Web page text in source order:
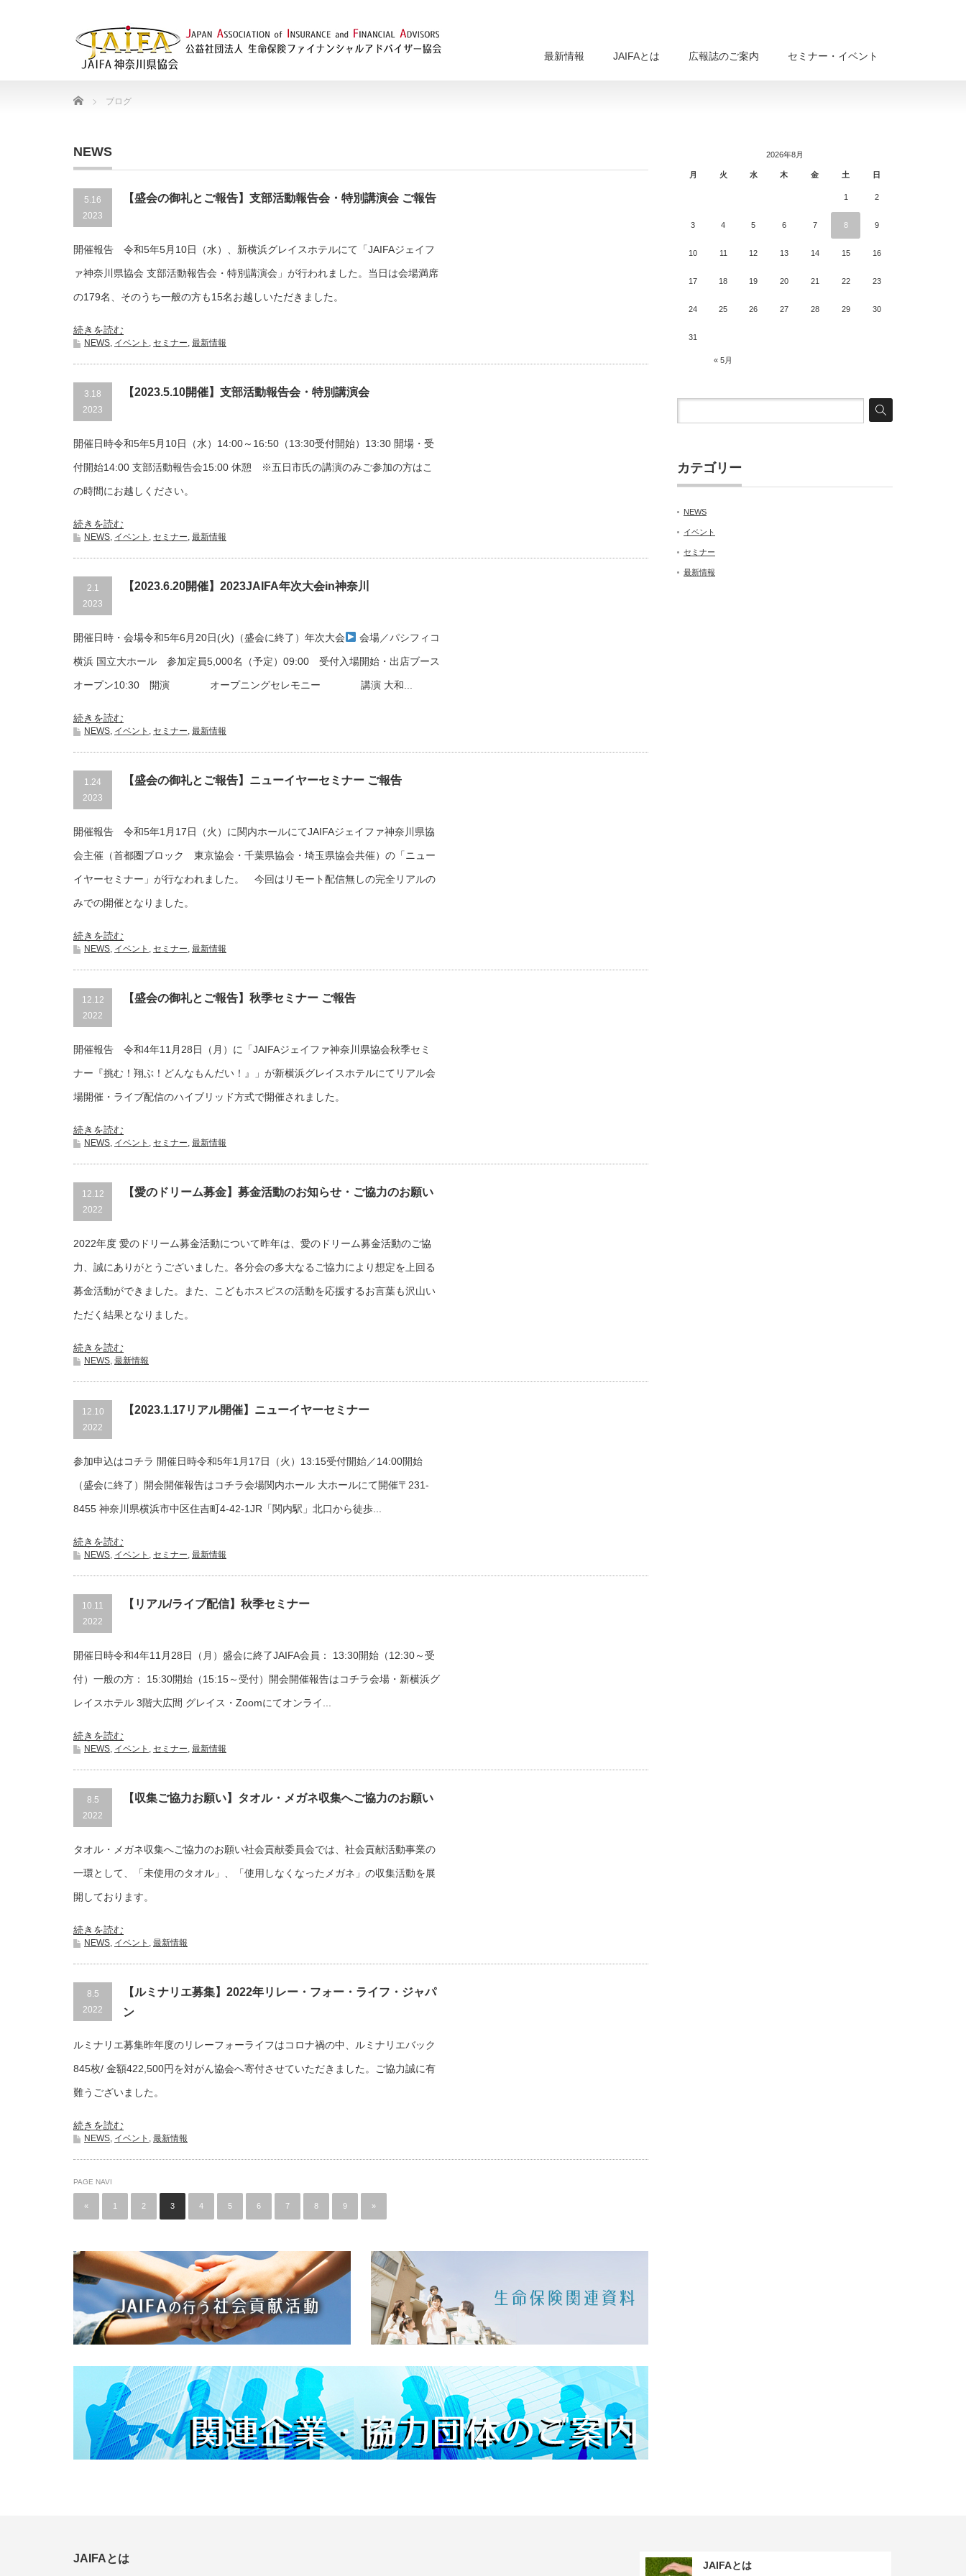
最新情報 JAIFAとは 広報誌のご案内 セミナー・イベント
Home ブログ
NEWS
5.16
2023
【盛会の御礼とご報告】支部活動報告会・特別講演会 ご報告
開催報告 令和5年5月10日（水）、新横浜グレイスホテルにて「JAIFAジェイフ
ァ神奈川県協会 支部活動報告会・特別講演会」が行われました。当日は会場満席
の179名、そのうち一般の方も15名お越しいただきました。
続きを読む
NEWS, イベント , セミナー, 最新情報
3.18
2023
【2023.5.10開催】支部活動報告会・特別講演会
開催日時令和5年5月10日（水）14:00～16:50（13:30受付開始）13:30 開場・受
付開始14:00 支部活動報告会15:00 休憩 ※五日市氏の講演のみご参加の方はこ
の時間にお越しください。
続きを読む
NEWS, イベント , セミナー, 最新情報
2.1
2023
【2023.6.20開催】2023JAIFA年次大会in神奈川
開催日時・会場令和5年6月20日(火)（盛会に終了）年次大会 会場／パシフィコ
横浜 国立大ホール 参加定員5,000名（予定）09:00 受付入場開始・出店ブース
オープン10:30 開演 オープニングセレモニー 講演 大和...
続きを読む
NEWS, イベント , セミナー, 最新情報
1.24
2023
【盛会の御礼とご報告】ニューイヤーセミナー ご報告
開催報告 令和5年1月17日（火）に関内ホールにてJAIFAジェイファ神奈川県協
会主催（首都圏ブロック 東京協会・千葉県協会・埼玉県協会共催）の「ニュー
イヤーセミナー」が行なわれました。 今回はリモート配信無しの完全リアルの
みでの開催となりました。
続きを読む
NEWS, イベント , セミナー, 最新情報
12.12
2022
【盛会の御礼とご報告】秋季セミナー ご報告
開催報告 令和4年11月28日（月）に「JAIFAジェイファ神奈川県協会秋季セミ
ナー『挑む！翔ぶ！どんなもんだい！』」が新横浜グレイスホテルにてリアル会
場開催・ライブ配信のハイブリッド方式で開催されました。
続きを読む
NEWS, イベント , セミナー, 最新情報
12.12
2022
【愛のドリーム募金】募金活動のお知らせ・ご協力のお願い
2022年度 愛のドリーム募⾦活動について昨年は、愛のドリーム募金活動のご協
力、誠にありがとうございました。各分会の多大なるご協力により想定を上回る
募金活動ができました。また、こどもホスピスの活動を応援するお⾔葉も沢山い
ただく結果となりました。
続きを読む
NEWS, 最新情報
12.10
2022
【2023.1.17リアル開催】ニューイヤーセミナー
参加申込はコチラ 開催日時令和5年1月17日（火）13:15受付開始／14:00開始
（盛会に終了）開会開催報告はコチラ会場関内ホール 大ホールにて開催〒231-
8455 神奈川県横浜市中区住吉町4-42-1JR「関内駅」北口から徒歩...
続きを読む
NEWS, イベント , セミナー, 最新情報
10.11
2022
【リアル/ライブ配信】秋季セミナー
開催日時令和4年11月28日（月）盛会に終了JAIFA会員： 13:30開始（12:30～受
付）一般の方： 15:30開始（15:15～受付）開会開催報告はコチラ会場・新横浜グ
レイスホテル 3階大広間 グレイス・Zoomにてオンライ...
続きを読む
NEWS, イベント , セミナー, 最新情報
8.5
2022
【収集ご協力お願い】タオル・メガネ収集へご協力のお願い
タオル・メガネ収集へご協力のお願い社会貢献委員会では、社会貢献活動事業の
一環として、「未使用のタオル」、「使用しなくなったメガネ」の収集活動を展
開しております。
続きを読む
NEWS, イベント , 最新情報
8.5
2022
【ルミナリエ募集】2022年リレー・フォー・ライフ・ジャパ
ン
ルミナリエ募集昨年度のリレーフォーライフはコロナ禍の中、ルミナリエバック
845枚/ ⾦額422,500円を対がん協会へ寄付させていただきました。ご協⼒誠に有
難うございました。
続きを読む
NEWS, イベント , 最新情報
PAGE NAVI
« 1 2 3 4 5 6 7 8 9 »
2026年8月
月 火 水 木 金 土 日
« 5月
1 2
3 4 5 6 7 8 9
10 11 12 13 14 15 16
17 18 19 20 21 22 23
24 25 26 27 28 29 30
31
カテゴリー
NEWS
イベント
セミナー
最新情報
JAIFAとは
JAIFAとは